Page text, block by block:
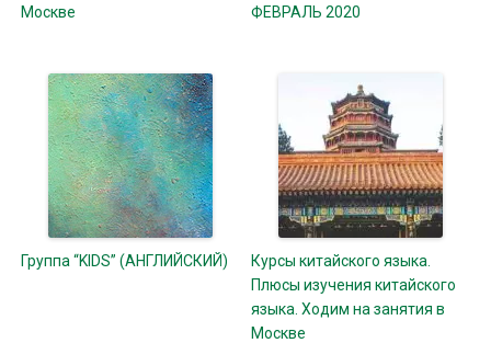
Москве
ФЕВРАЛЬ 2020
Группа “KIDS” (АНГЛИЙСКИЙ)
Курсы китайского языка.
Плюсы изучения китайского
языка. Ходим на занятия в
Москве